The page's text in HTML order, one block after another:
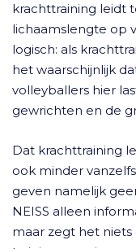
krachttraining leidt
lichaamslengte op
logisch: als
het waarschijnlijk
volleyballers hier
gewrichten en de
Dat krachttraining
ook minder
geven namelijk
NEISS alleen
maar zegt het